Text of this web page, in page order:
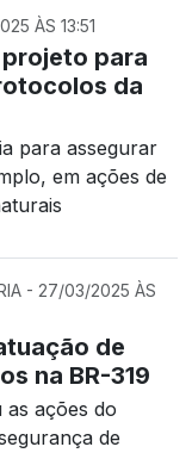
ÀS 13:51
para
da
para assegurar
em ações de
- 27/03/2025 ÀS
de
na BR-319
as ações do
de